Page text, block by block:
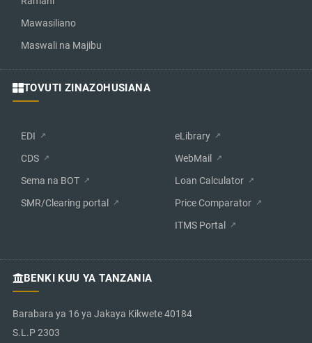
Mawasiliano
Maswali na Majibu
TOVUTI ZINAZOHUSIANA
EDI
CDS
Sema na BOT
SMR/Clearing portal
eLibrary
WebMail
Loan Calculator
Price Comparator
ITMS Portal
BENKI KUU YA TANZANIA
Barabara ya 16 ya Jakaya Kikwete 40184
S.L.P 2303